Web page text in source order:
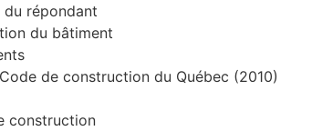
du répondant
du bâtiment
de construction du Québec (2010)
construction